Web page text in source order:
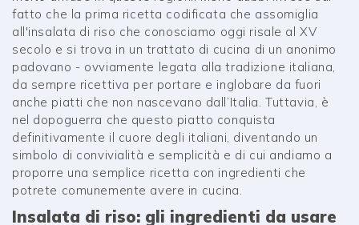
fatto che la prima ricetta codificata che assomiglia
all'insalata di riso che conosciamo oggi risale al XV
secolo e si trova in un trattato di cucina di un anonimo
padovano - ovviamente legata alla tradizione italiana,
da sempre ricettiva per portare e inglobare da fuori
anche piatti che non nascevano dall’Italia. Tuttavia, è
nel dopoguerra che questo piatto conquista
definitivamente il cuore degli italiani, diventando un
simbolo di convivialità e semplicità e di cui andiamo a
proporre una semplice ricetta con ingredienti che
potrete comunemente avere in cucina.
Insalata di riso: gli ingredienti da usare